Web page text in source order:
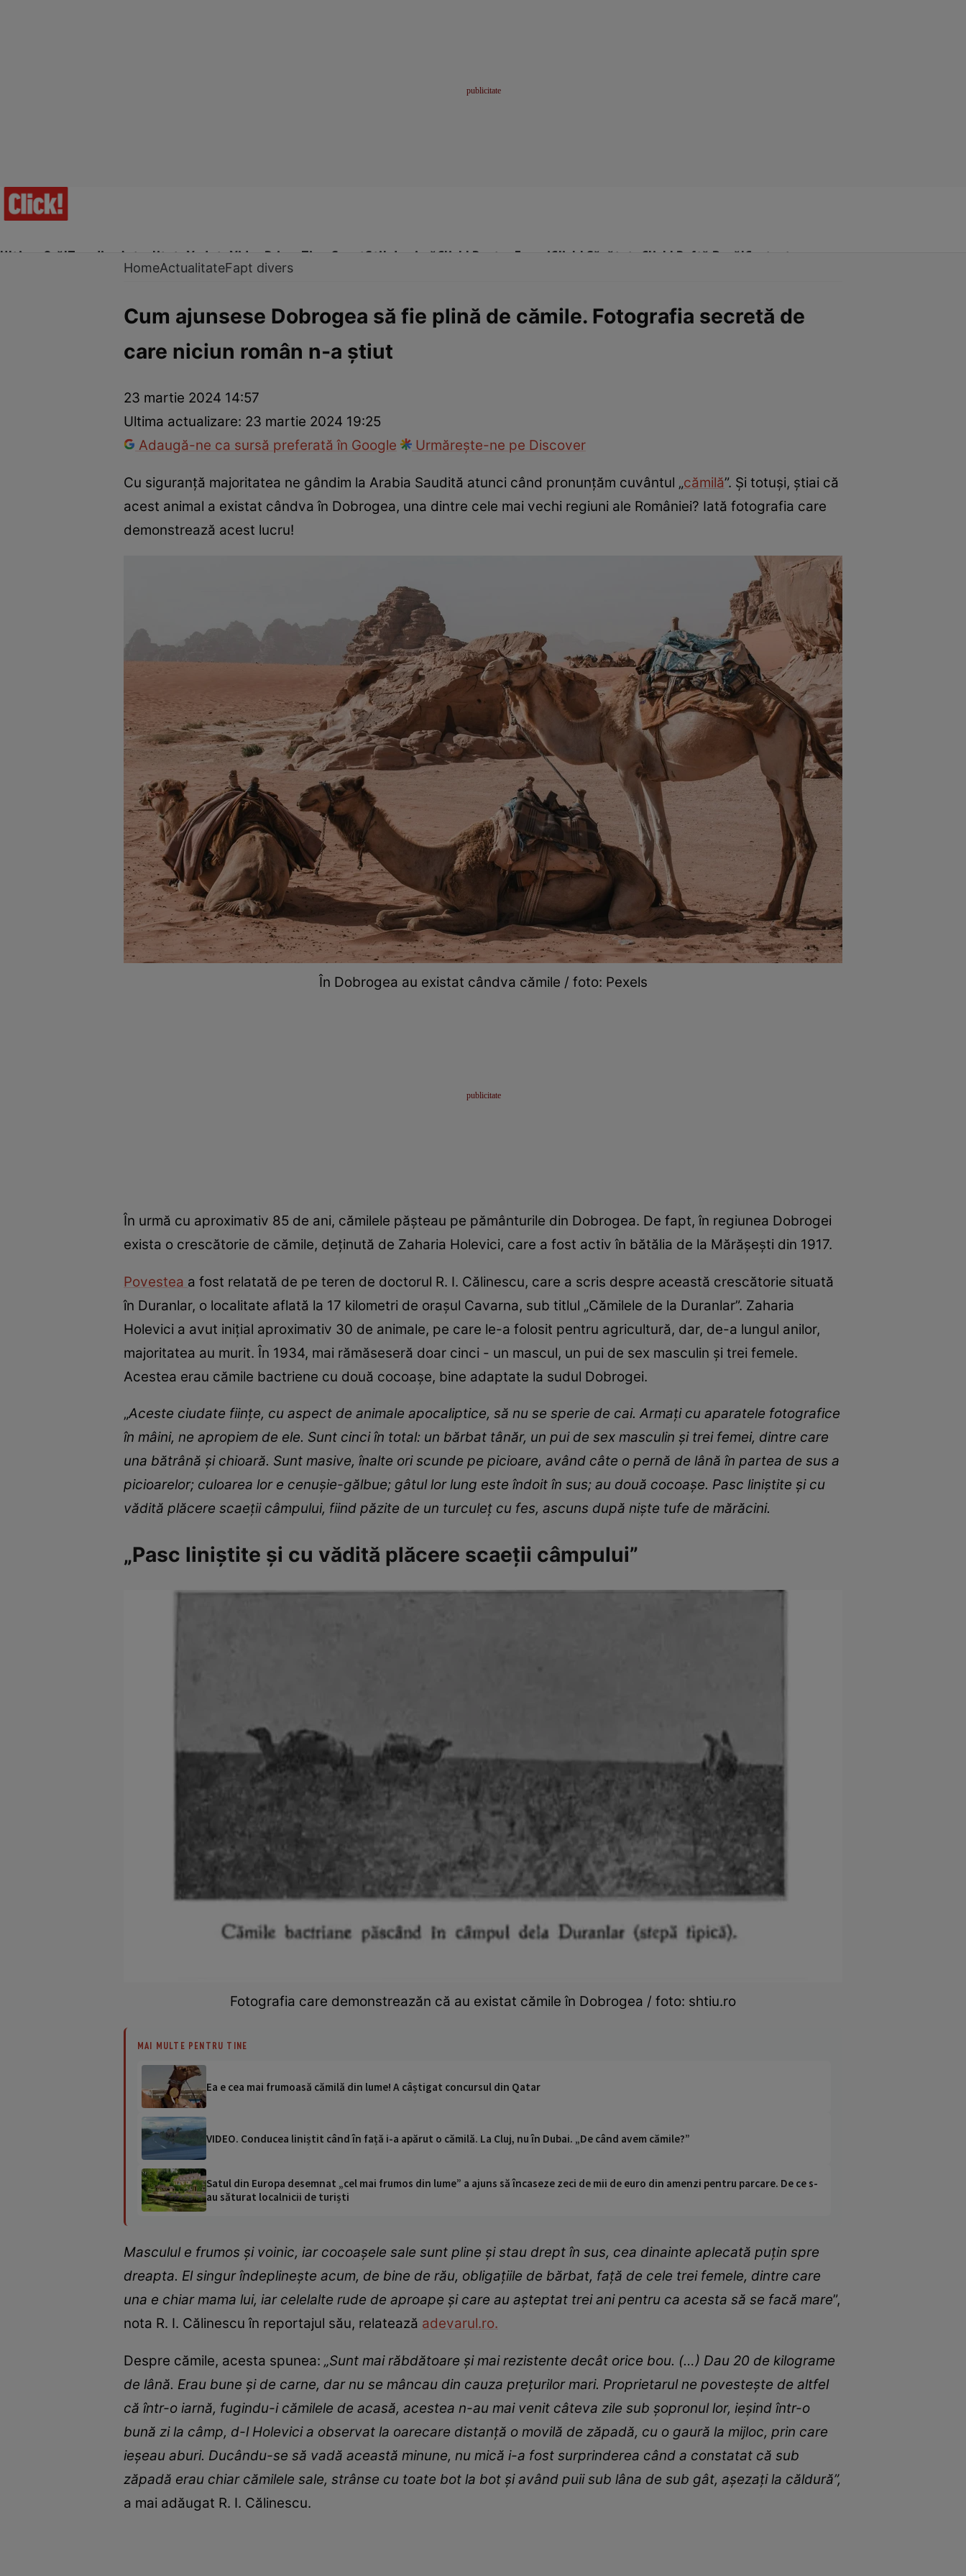
Ultima Oră!Trending Actualitate Vedete Video Prime Time SportStil de viațăClick! Pentru FemeiClick! Sănătate Click! Poftă Bună!Contact
InternaționalFapt diversTehnologie NaționalSport
HomeActualitateFapt divers
Cum ajunsese Dobrogea să fie plină de cămile. Fotografia secretă de
care niciun român n-a știut
23 martie 2024 14:57
Ultima actualizare: 23 martie 2024 19:25
Adaugă-ne ca sursă preferată în Google
Urmărește-ne pe Discover
Cu siguranță majoritatea ne gândim la Arabia Saudită atunci când pronunțăm cuvântul „cămilă”. Și totuși, știai că
acest animal a existat cândva în Dobrogea, una dintre cele mai vechi regiuni ale României? Iată fotografia care
demonstrează acest lucru!
În Dobrogea au existat cândva cămile / foto: Pexels
În urmă cu aproximativ 85 de ani, cămilele pășteau pe pământurile din Dobrogea. De fapt, în regiunea Dobrogei
exista o crescătorie de cămile, deținută de Zaharia Holevici, care a fost activ în bătălia de la Mărășești din 1917.
Povestea a fost relatată de pe teren de doctorul R. I. Călinescu, care a scris despre această crescătorie situată
în Duranlar, o localitate aflată la 17 kilometri de oraşul Cavarna, sub titlul „Cămilele de la Duranlar”. Zaharia
Holevici a avut inițial aproximativ 30 de animale, pe care le-a folosit pentru agricultură, dar, de-a lungul anilor,
majoritatea au murit. În 1934, mai rămăseseră doar cinci - un mascul, un pui de sex masculin și trei femele.
Acestea erau cămile bactriene cu două cocoașe, bine adaptate la sudul Dobrogei.
„Aceste ciudate fiinţe, cu aspect de animale apocaliptice, să nu se sperie de cai. Armaţi cu aparatele fotografice
în mâini, ne apropiem de ele. Sunt cinci în total: un bărbat tânăr, un pui de sex masculin şi trei femei, dintre care
una bătrână şi chioară. Sunt masive, înalte ori scunde pe picioare, având câte o pernă de lână în partea de sus a
picioarelor; culoarea lor e cenuşie-gălbue; gâtul lor lung este îndoit în sus; au două cocoaşe. Pasc liniştite şi cu
vădită plăcere scaeţii câmpului, fiind păzite de un turculeţ cu fes, ascuns după nişte tufe de mărăcini.
„Pasc liniştite şi cu vădită plăcere scaeţii câmpului”
Fotografia care demonstreazăn că au existat cămile în Dobrogea / foto: shtiu.ro
MAI MULTE PENTRU TINE
Ea e cea mai frumoasă cămilă din lume! A câștigat concursul din Qatar
VIDEO. Conducea liniștit când în față i-a apărut o cămilă. La Cluj, nu în Dubai. „De când avem cămile?”
Satul din Europa desemnat „cel mai frumos din lume” a ajuns să încaseze zeci de mii de euro din amenzi pentru parcare. De ce s-
au săturat localnicii de turiști
Masculul e frumos şi voinic, iar cocoaşele sale sunt pline şi stau drept în sus, cea dinainte aplecată puţin spre
dreapta. El singur îndeplineşte acum, de bine de rău, obligaţiile de bărbat, faţă de cele trei femele, dintre care
una e chiar mama lui, iar celelalte rude de aproape şi care au aşteptat trei ani pentru ca acesta să se facă mare”,
nota R. I. Călinescu în reportajul său, relatează adevarul.ro.
Despre cămile, acesta spunea: „Sunt mai răbdătoare și mai rezistente decât orice bou. (…) Dau 20 de kilograme
de lână. Erau bune și de carne, dar nu se mâncau din cauza prețurilor mari. Proprietarul ne povesteşte de altfel
că într-o iarnă, fugindu-i cămilele de acasă, acestea n-au mai venit câteva zile sub şopronul lor, ieşind într-o
bună zi la câmp, d-l Holevici a observat la oarecare distanţă o movilă de zăpadă, cu o gaură la mijloc, prin care
ieşeau aburi. Ducându-se să vadă această minune, nu mică i-a fost surprinderea când a constatat că sub
zăpadă erau chiar cămilele sale, strânse cu toate bot la bot şi având puii sub lâna de sub gât, aşezaţi la căldură”,
a mai adăugat R. I. Călinescu.